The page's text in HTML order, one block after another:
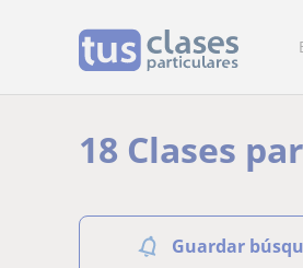
18 Clases
Guardar